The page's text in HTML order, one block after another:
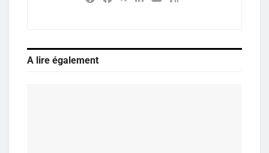
A lire également